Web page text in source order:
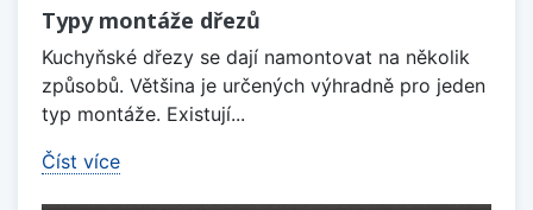
Typy montáže dřezů
Kuchyňské dřezy se dají namontovat na několik
způsobů. Většina je určených výhradně pro jeden
typ montáže. Existují...
Číst více